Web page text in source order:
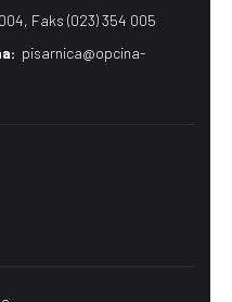
Faks (023) 354 005
pisarnica@opcina-